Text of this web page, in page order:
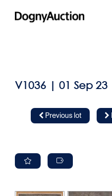
V1036 | 01 Sep 23
Previous lot